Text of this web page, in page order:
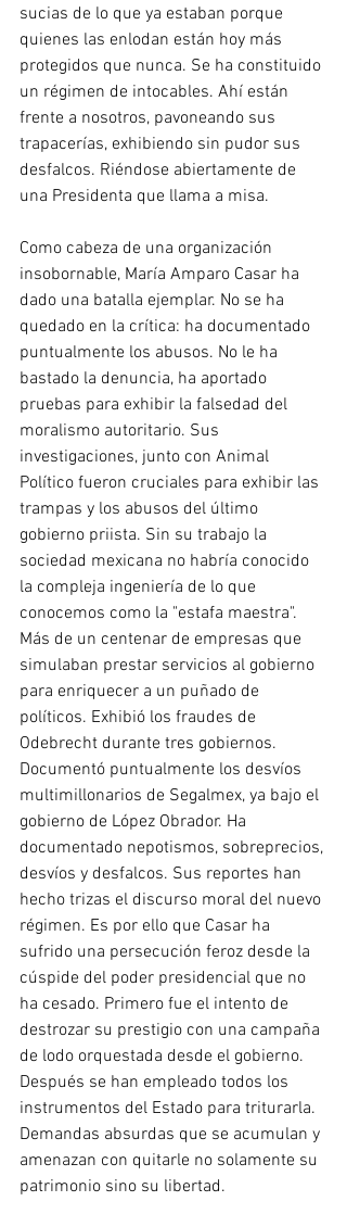
sucias de lo que ya estaban porque
quienes las enlodan están hoy más
protegidos que nunca. Se ha constituido
un régimen de intocables. Ahí están
frente a nosotros, pavoneando sus
trapacerías, exhibiendo sin pudor sus
desfalcos. Riéndose abiertamente de
una Presidenta que llama a misa.
Como cabeza de una organización
insobornable, María Amparo Casar ha
dado una batalla ejemplar. No se ha
quedado en la crítica: ha documentado
puntualmente los abusos. No le ha
bastado la denuncia, ha aportado
pruebas para exhibir la falsedad del
moralismo autoritario. Sus
investigaciones, junto con Animal
Político fueron cruciales para exhibir las
trampas y los abusos del último
gobierno priista. Sin su trabajo la
sociedad mexicana no habría conocido
la compleja ingeniería de lo que
conocemos como la "estafa maestra".
Más de un centenar de empresas que
simulaban prestar servicios al gobierno
para enriquecer a un puñado de
políticos. Exhibió los fraudes de
Odebrecht durante tres gobiernos.
Documentó puntualmente los desvíos
multimillonarios de Segalmex, ya bajo el
gobierno de López Obrador. Ha
documentado nepotismos, sobreprecios,
desvíos y desfalcos. Sus reportes han
hecho trizas el discurso moral del nuevo
régimen. Es por ello que Casar ha
sufrido una persecución feroz desde la
cúspide del poder presidencial que no
ha cesado. Primero fue el intento de
destrozar su prestigio con una campaña
de lodo orquestada desde el gobierno.
Después se han empleado todos los
instrumentos del Estado para triturarla.
Demandas absurdas que se acumulan y
amenazan con quitarle no solamente su
patrimonio sino su libertad.